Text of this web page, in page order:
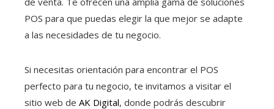
POS para que puedas elegir la que mejor se adapte
a las necesidades de tu negocio.
Si necesitas orientación para encontrar el POS
perfecto para tu negocio, te invitamos a visitar el
sitio web de AK Digital, donde podrás descubrir